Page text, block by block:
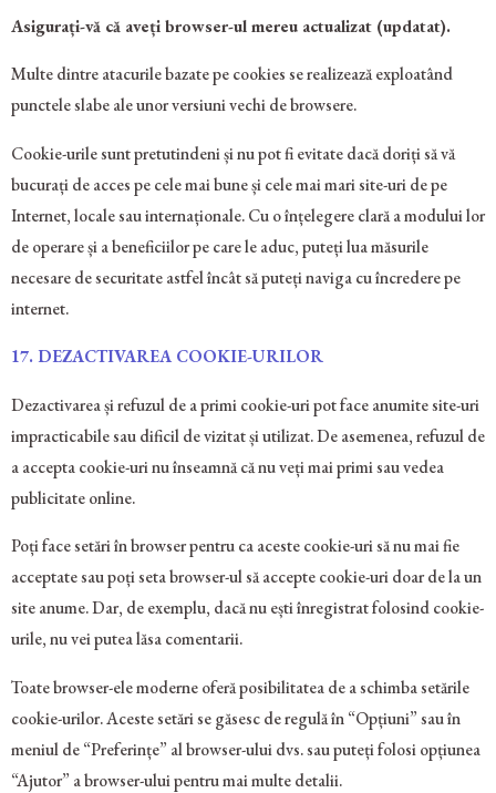
Asigurați-vă că aveți browser-ul mereu actualizat (updatat).
Multe dintre atacurile bazate pe cookies se realizează exploatând
punctele slabe ale unor versiuni vechi de browsere.
Cookie-urile sunt pretutindeni și nu pot fi evitate dacă doriți să vă
bucurați de acces pe cele mai bune și cele mai mari site-uri de pe
Internet, locale sau internaționale. Cu o înțelegere clară a modului lor
de operare și a beneficiilor pe care le aduc, puteți lua măsurile
necesare de securitate astfel încât să puteți naviga cu încredere pe
internet.
17. DEZACTIVAREA COOKIE-URILOR
Dezactivarea și refuzul de a primi cookie-uri pot face anumite site-uri
impracticabile sau dificil de vizitat și utilizat. De asemenea, refuzul de
a accepta cookie-uri nu înseamnă că nu veți mai primi sau vedea
publicitate online.
Poți face setări în browser pentru ca aceste cookie-uri să nu mai fie
acceptate sau poți seta browser-ul să accepte cookie-uri doar de la un
site anume. Dar, de exemplu, dacă nu ești înregistrat folosind cookie-
urile, nu vei putea lăsa comentarii.
Toate browser-ele moderne oferă posibilitatea de a schimba setările
cookie-urilor. Aceste setări se găsesc de regulă în “Opțiuni” sau în
meniul de “Preferințe” al browser-ului dvs. sau puteți folosi opțiunea
“Ajutor” a browser-ului pentru mai multe detalii.